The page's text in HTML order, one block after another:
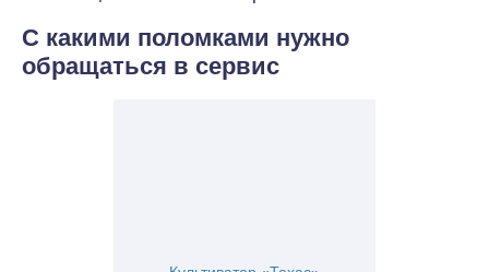
С какими поломками нужно
обращаться в сервис